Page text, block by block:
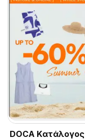
DOCA Kατάλογος